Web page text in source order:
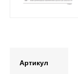
Артикул